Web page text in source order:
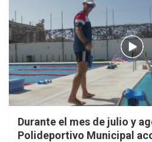
Durante el mes de julio y
Polideportivo Municipal